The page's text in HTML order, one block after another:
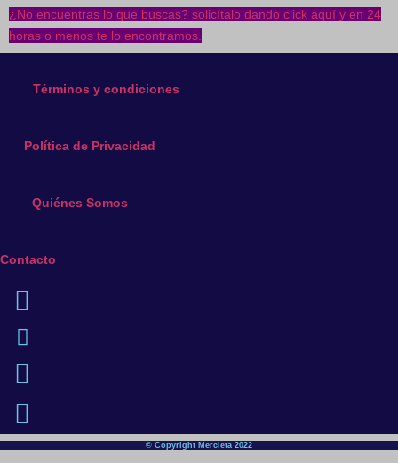
¿No encuentras lo que buscas? solicítalo dando click aquí y en 24
horas o menos te lo encontramos.
Términos y condiciones
Política de Privacidad
Quiénes Somos
Contacto
© Copyright Mercleta 2022